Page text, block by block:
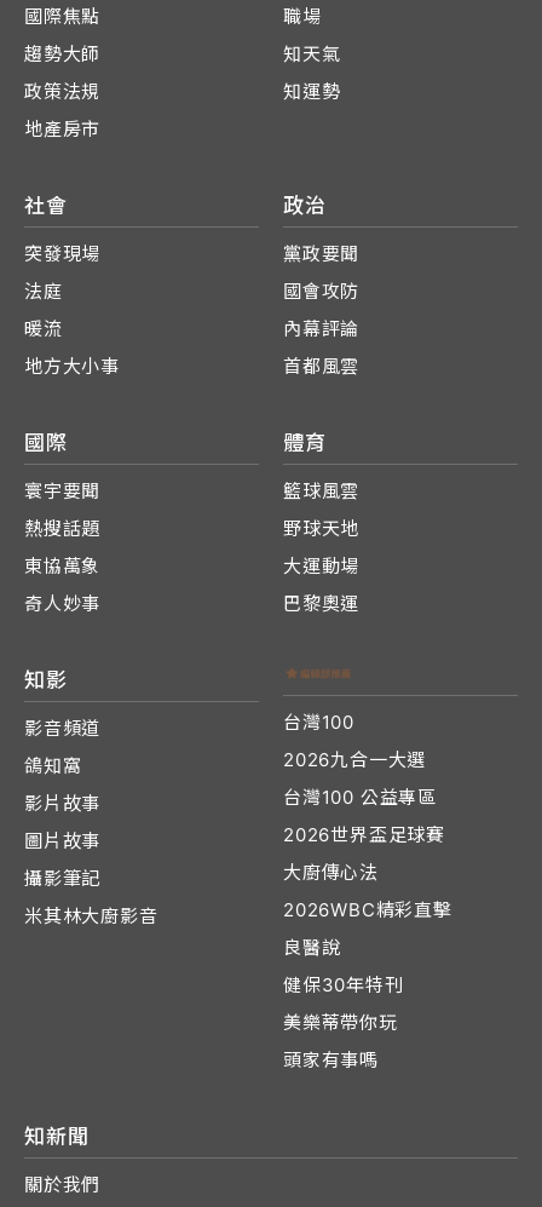
國際焦點
趨勢大師
政策法規
地產房市
職場
知天氣
知運勢
社會
突發現場
法庭
暖流
地方大小事
政治
黨政要聞
國會攻防
內幕評論
首都風雲
國際
寰宇要聞
熱搜話題
東協萬象
奇人妙事
體育
籃球風雲
野球天地
大運動場
巴黎奧運
知影
影音頻道
鴿知窩
影片故事
圖片故事
攝影筆記
米其林大廚影音
台灣100
2026九合一大選
台灣100 公益專區
2026世界盃足球賽
大廚傳心法
2026WBC精彩直擊
良醫說
健保30年特刊
美樂蒂帶你玩
頭家有事嗎
知新聞
關於我們